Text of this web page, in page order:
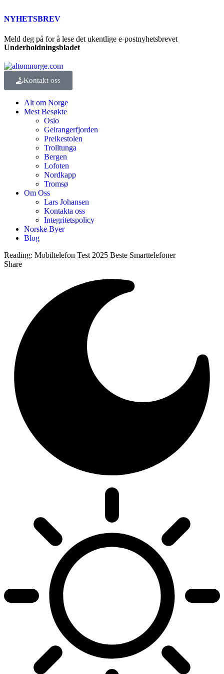
NYHETSBREV
Meld deg på for å lese det ukentlige e-postnyhetsbrevet
Underholdningsbladet
Kontakt oss
Alt om Norge
Mest Besøkte
Oslo
Geirangerfjorden
Preikestolen
Trolltunga
Bergen
Lofoten
Nordkapp
Tromsø
Om Oss
Lars Johansen
Kontakta oss
Integritetspolicy
Norske Byer
Blog
Reading: Mobiltelefon Test 2025 Beste Smarttelefoner
Share